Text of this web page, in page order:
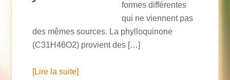
formes différentes
qui ne viennent pas
des mêmes sources. La phylloquinone
(C31H46O2) provient des […]
[Lire la suite]